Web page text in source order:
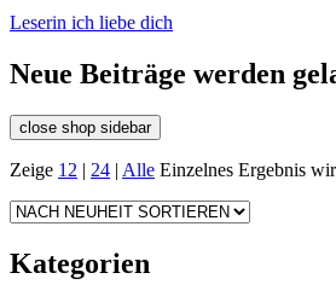
Leserin ich liebe dich
Neue Beiträge werden
close shop sidebar
Zeige 12 | 24 | Alle Einzelnes Ergebnis
Kategorien